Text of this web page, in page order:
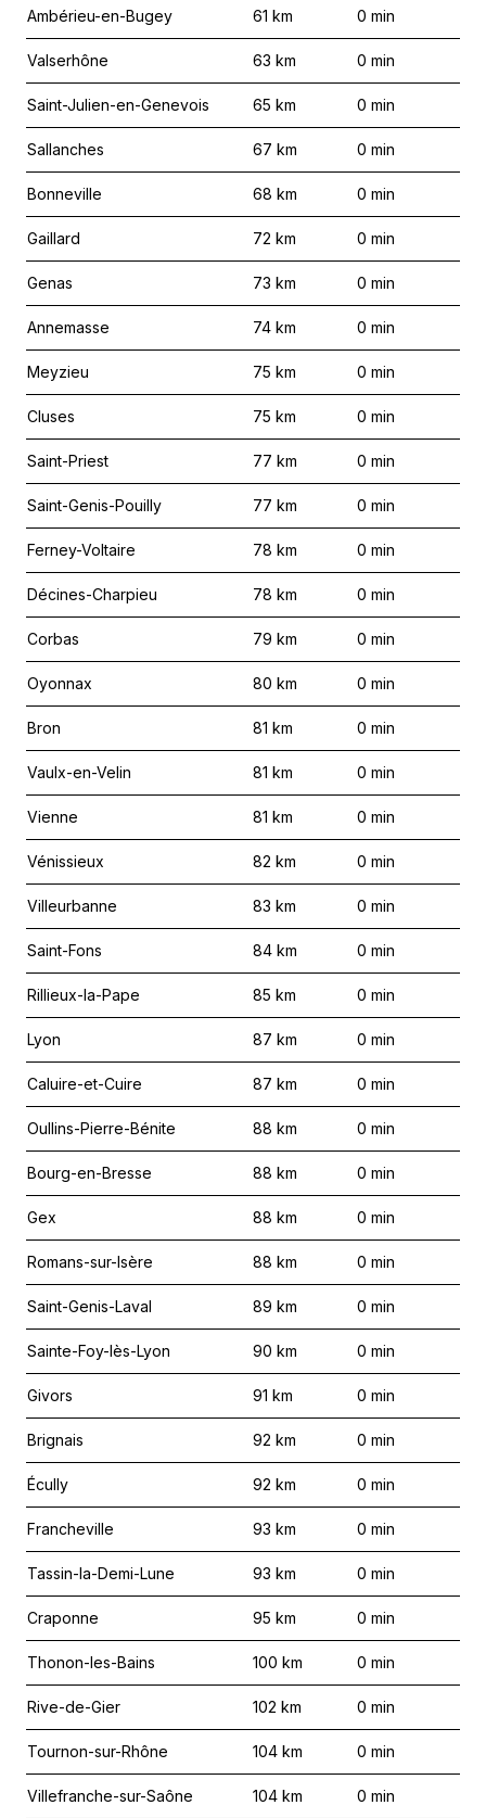
Ambérieu-en-Bugey 61 km 0 min
Valserhône 63 km 0 min
Saint-Julien-en-Genevois 65 km 0 min
Sallanches 67 km 0 min
Bonneville 68 km 0 min
Gaillard 72 km 0 min
Genas 73 km 0 min
Annemasse 74 km 0 min
Meyzieu 75 km 0 min
Cluses 75 km 0 min
Saint-Priest 77 km 0 min
Saint-Genis-Pouilly 77 km 0 min
Ferney-Voltaire 78 km 0 min
Décines-Charpieu 78 km 0 min
Corbas 79 km 0 min
Oyonnax 80 km 0 min
Bron 81 km 0 min
Vaulx-en-Velin 81 km 0 min
Vienne 81 km 0 min
Vénissieux 82 km 0 min
Villeurbanne 83 km 0 min
Saint-Fons 84 km 0 min
Rillieux-la-Pape 85 km 0 min
Lyon 87 km 0 min
Caluire-et-Cuire 87 km 0 min
Oullins-Pierre-Bénite 88 km 0 min
Bourg-en-Bresse 88 km 0 min
Gex 88 km 0 min
Romans-sur-Isère 88 km 0 min
Saint-Genis-Laval 89 km 0 min
Sainte-Foy-lès-Lyon 90 km 0 min
Givors 91 km 0 min
Brignais 92 km 0 min
Écully 92 km 0 min
Francheville 93 km 0 min
Tassin-la-Demi-Lune 93 km 0 min
Craponne 95 km 0 min
Thonon-les-Bains 100 km 0 min
Rive-de-Gier 102 km 0 min
Tournon-sur-Rhône 104 km 0 min
Villefranche-sur-Saône 104 km 0 min